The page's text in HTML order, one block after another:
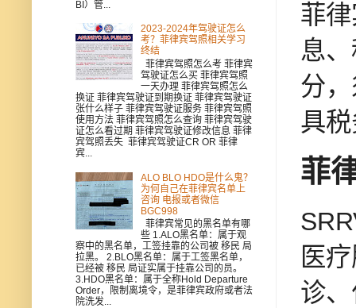
菲
息
分
具
菲
医
诊
BI）管...
2023-2024年驾驶证怎么
考？菲律宾驾照相关学习
终结
菲律宾驾照怎么考 菲律宾
驾驶证怎么买 菲律宾驾照
一天办理 菲律宾驾照怎么
换证 菲律宾驾驶证到期换证 菲律宾驾驶证
张什么样子 菲律宾驾驶证服务 菲律宾驾照
使用方法 菲律宾驾照怎么查询 菲律宾驾驶
证怎么看过期 菲律宾驾驶证修改信息 菲律
宾驾照丢失 菲律宾驾驶证CR OR 菲律
宾...
ALO BLO HDO是什么鬼？
为何自己在菲律宾名单上
咨询 电报或者微信
BGC998
菲律宾常见的黑名单有哪
些 1.ALO黑名单：属于观
察中的黑名单，工签挂靠的公司被 移民 局
拉黑。 2.BLO黑名单：属于工签黑名单，
已经被 移民 局证实属于挂靠公司的员。
3.HDO黑名单：属于全称Hold Departure
Order，限制离境令，是菲律宾政府或者法
院洗发...